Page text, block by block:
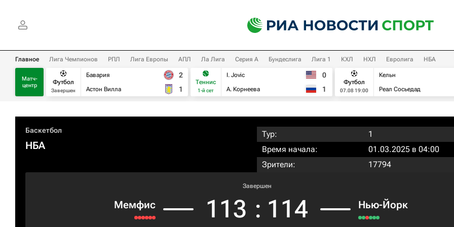
Главное Лига Чемпионов РПЛ Лига Европы АПЛ Ла Лига Серия А Бундеслига Лига 1 КХЛ НХЛ Евролига НБА
Матч-
центр
Футбол
Завершен
Бавария
Астон Вилла
2
1
Теннис
1-й сет
I. Jovic
А. Корнеева
0
1
Футбол
07.08 19:00
Кельн
Реал Сосьедад
Баскетбол
НБА
Тур:
1
Время начала:
01.03.2025 в 04:00
Зрители:
17794
Мемфис
Завершен
113 : 114 Нью-Йорк